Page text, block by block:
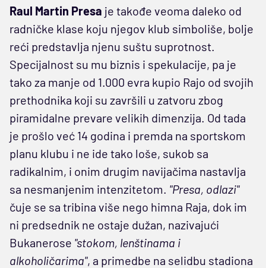
Raul Martin Presa je takođe veoma daleko od
radničke klase koju njegov klub simboliše, bolje
reći predstavlja njenu suštu suprotnost.
Specijalnost su mu biznis i spekulacije, pa je
tako za manje od 1.000 evra kupio Rajo od svojih
prethodnika koji su završili u zatvoru zbog
piramidalne prevare velikih dimenzija. Od tada
je prošlo već 14 godina i premda na sportskom
planu klubu i ne ide tako loše, sukob sa
radikalnim, i onim drugim navijačima nastavlja
sa nesmanjenim intenzitetom. "Presa, odlazi"
čuje se sa tribina više nego himna Raja, dok im
ni predsednik ne ostaje dužan, nazivajući
Bukanerose "stokom, lenštinama i
alkoholičarima", a primedbe na selidbu stadiona